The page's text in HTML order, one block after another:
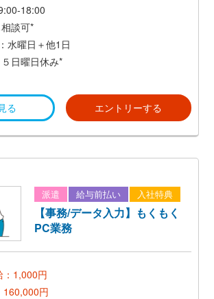
(規定あり）
18:00
談可*
水曜日＋他1日
日曜日休み*
る
エントリーする
派遣 給与前払い 入社特典
【事務/データ入力】もくもく
PC業務
：1,000円
160,000円